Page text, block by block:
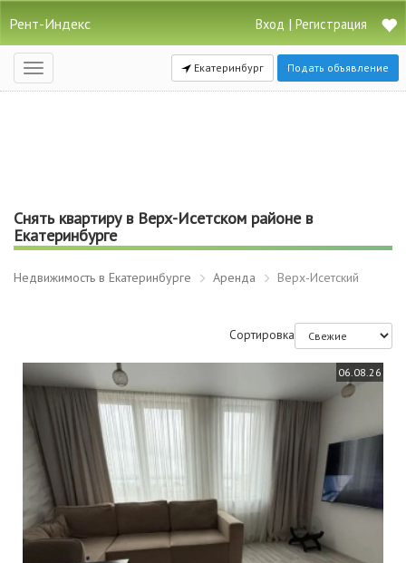
Рент-Индекс Вход | Регистрация
Открыть
навигацию
Екатеринбург Подать объявление
Снять квартиру в Верх-Исетском районе в
Екатеринбурге
Недвижимость в Екатеринбурге Аренда Верх-Исетский
Сортировка
06.08.26